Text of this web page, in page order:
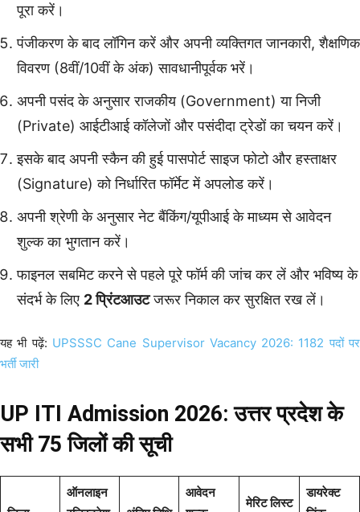
पूरा करें।
पंजीकरण के बाद लॉगिन करें और अपनी व्यक्तिगत जानकारी, शैक्षणिक
विवरण (8वीं/10वीं के अंक) सावधानीपूर्वक भरें।
अपनी पसंद के अनुसार राजकीय (Government) या निजी
(Private) आईटीआई कॉलेजों और पसंदीदा ट्रेडों का चयन करें।
इसके बाद अपनी स्कैन की हुई पासपोर्ट साइज फोटो और हस्ताक्षर
(Signature) को निर्धारित फॉर्मेट में अपलोड करें।
अपनी श्रेणी के अनुसार नेट बैंकिंग/यूपीआई के माध्यम से आवेदन
शुल्क का भुगतान करें।
फाइनल सबमिट करने से पहले पूरे फॉर्म की जांच कर लें और भविष्य के
संदर्भ के लिए 2 प्रिंटआउटजरूर निकाल कर सुरक्षित रख लें।
यह भी पढ़ें: UPSSSC Cane Supervisor Vacancy 2026: 1182 पदों पर
भर्ती जारी
UP ITI Admission 2026: उत्तर प्रदेश के
सभी 75 जिलों की सूची
ऑनलाइन
आवेदन
मेरिट लिस्ट
डायरेक्ट